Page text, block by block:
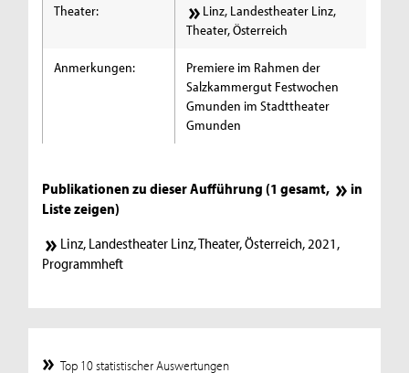
Theater:
Linz, Landestheater Linz,
Theater, Österreich
Anmerkungen:
Premiere im Rahmen der
Salzkammergut Festwochen
Gmunden im Stadttheater
Gmunden
Publikationen zu dieser Aufführung (1 gesamt,
in
Liste zeigen)
Linz, Landestheater Linz, Theater, Österreich, 2021,
Programmheft
Top 10 statistischer Auswertungen